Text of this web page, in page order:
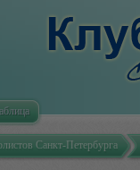
Санкт-Петербурга